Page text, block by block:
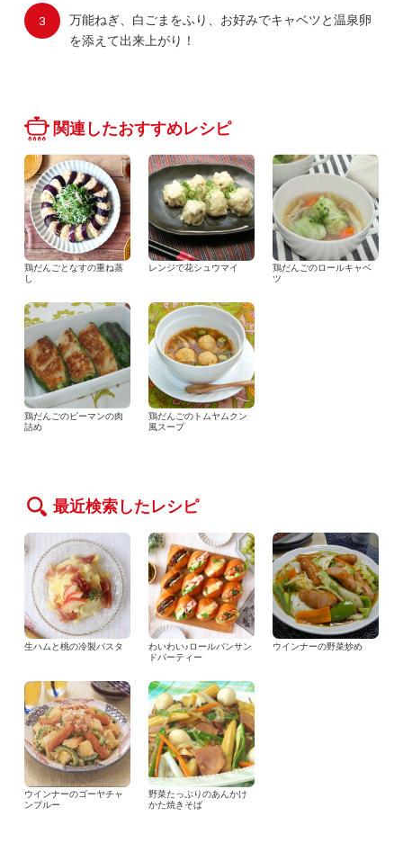
万能ねぎ、白ごまをふり、お好みでキャベツと温泉卵
を添えて出来上がり！
関連したおすすめレシピ
鶏だんごとなすの重ね蒸
し
レンジで花シュウマイ
鶏だんごのロールキャベ
ツ
鶏だんごのピーマンの肉
詰め
鶏だんごのトムヤムクン
風スープ
最近検索したレシピ
生ハムと桃の冷製パスタ
わいわい♪ロールパンサン
ドパーティー
ウインナーの野菜炒め
ウインナーのゴーヤチャ
ンプルー
野菜たっぷりのあんかけ
かた焼きそば